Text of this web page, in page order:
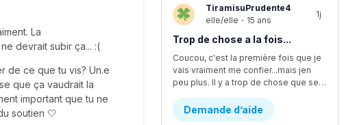
La
devrait subir ça... :(
de ce que tu vis? Un.e
que ça vaudrait la
important que tu ne
soutien 🤍
TiramisuPrudente4
elle/elle · 15 ans
1j
Trop de chose a la fois...
Coucou, c'est la première fois que je
vais vraiment me confier...mais jen
peu plus. Il y a trop de chose que se passe en même temps...en se moment, je suis en procès contre un pédophile... j'étais supposer aller lire une lettre devant la cour il y a deux semaines environ, mais ça été reporter au dans deux mois. Encore. Ça fsit 2 ans que c'est reporter chaque fois. Moi jetais enfin prête a passer par dessus...mais c'est encore loin d'être fini et ça va juste me stresser encore plus. J'ai aussi été victims d'un viol d'un ami proche. Ça aussi sa failli partir en procès et c'était stressant parce que j'avais plein dappel par rapport a sa de pleins de personnes. Ma mère m'explicais pas bien les nouvelles par rapport a sa, se qui me faisait croire pleins d'affaires qui était fausse. Sinon, je change d'école cette année, pour mon secondaire 4. Je vais dans une école ou je ne suis pas vraiment apprecier, sans trop savoir pourquoi...je vais perdre tout mes amis et de sec 1 à sec 3 sa été les seuls années dans une seule école de tout ma vie. Lintidimation reviens de plus en plus...J'ai l'impression de redevenir comme avant...celle qui ce noyait dans le négatif a toute situation. J'ai vraiment changer aujourd'hui, sauf que j'ai trop l'impression de redevenir celle que j'étais...J'ai recommencer a me scarifier, alors que sa fais au moins des mois et des mois que je ne lavais pas fait....je ne sais plus du tout quoi faire...merci de m'avoir lu, c'est très apprecier 🤍
Demande d’aide